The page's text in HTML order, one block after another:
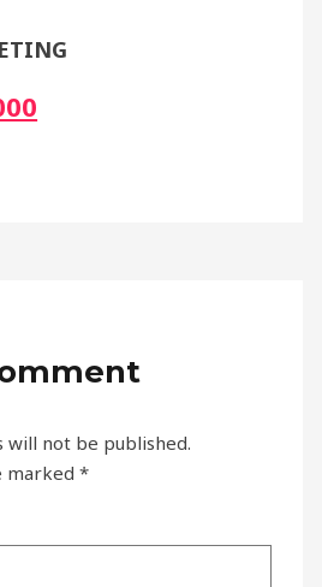
will not be published.
marked*